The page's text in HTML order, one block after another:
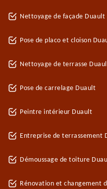
Nettoyage de façade Duault
Pose de placo et cloison
Nettoyage de terrasse
Pose de carrelage Duault
Peintre intérieur Duault
Entreprise de terrassement
Démoussage de toiture
Rénovation et changement